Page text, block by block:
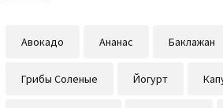
Авокадо Ананас Баклажан
Грибы Соленые Йогурт